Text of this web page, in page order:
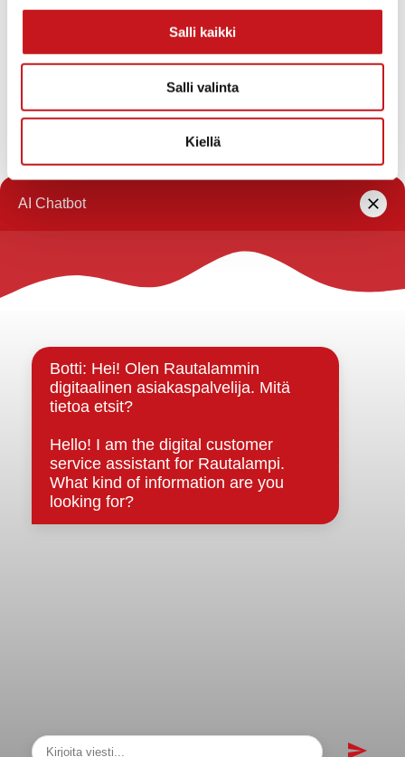
Salli kaikki
Salli valinta
Kiellä
Hallinto
Rautalammin kunta
Strategiat, ohjelmat, ohjeet, suunnitelmat, säännöt ja
sopimukset
Asiakirjajulkisuuskuvaus
Evästeet
Saavutettavuusseloste
Tietosuoja
Tietosuojaselosteet